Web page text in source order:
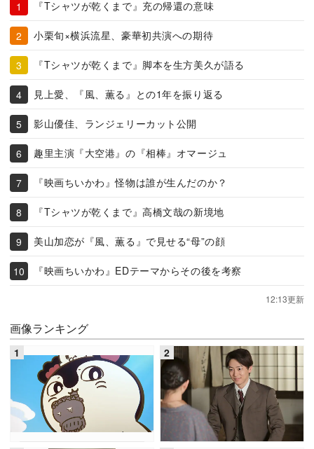
『Tシャツが乾くまで』充の帰還の意味
小栗旬×横浜流星、豪華初共演への期待
『Tシャツが乾くまで』脚本を生方美久が語る
見上愛、『風、薫る』との1年を振り返る
影山優佳、ランジェリーカット公開
趣里主演『大空港』の『相棒』オマージュ
『映画ちいかわ』怪物は誰が生んだのか？
『Tシャツが乾くまで』高橋文哉の新境地
美山加恋が『風、薫る』で見せる“母”の顔
『映画ちいかわ』EDテーマからその後を考察
12:13更新
画像ランキング